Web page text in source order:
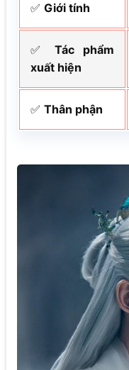
✅ Giới tính
✅ Tác phẩm
xuất hiện
✅ Thân phận